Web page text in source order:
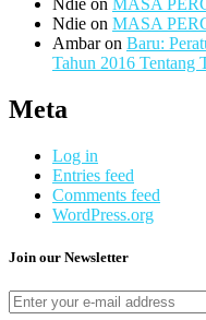
Ndie on MASA
Ambaron Baru:
Tahun 2016 Tentang
Meta
Log in
Entries feed
Comments feed
WordPress.org
Join our Newsletter